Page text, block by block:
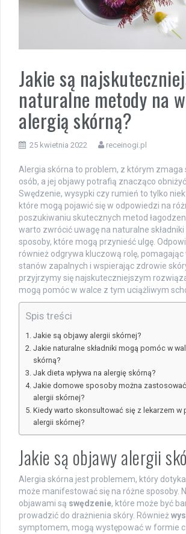
Jakie są
naturalne metody na
alergią skórną?
25 kwietnia 2022 receinogi.pl
Alergia skórna to problem, z którym zmaga
osób, a jej objawy potrafią znacząco
Swędzenie, wysypki czy rumień to tylko
które mogą pojawić się w odpowiedzi na
poszukiwaniu skutecznych metod
warto zwrócić uwagę na naturalne
sposoby, które mogą przynieść ulgę.
również odgrywa kluczową rolę, pomagając
stanów zapalnych i wspierając zdrowie
przyjrzymy się najskuteczniejszym
mogą pomóc w walce z tym uciążliwym
Spis treści
Jakie są objawy alergii skórnej?
Jakie naturalne składniki mogą pomóc w
skórną?
Jak dieta wpływa na alergię skórną?
Jakie domowe sposoby można
alergii skórnej?
Kiedy warto skonsultować się z lekarzem w
alergii skórnej?
Jakie są objawy alergii
Alergia skórna jest problemem, który
może manifestować się na różne sposoby.
objawami są swędzenie, które może być
prowadzić do drażnienia skóry. Również
symptomem, mogą występować w formie